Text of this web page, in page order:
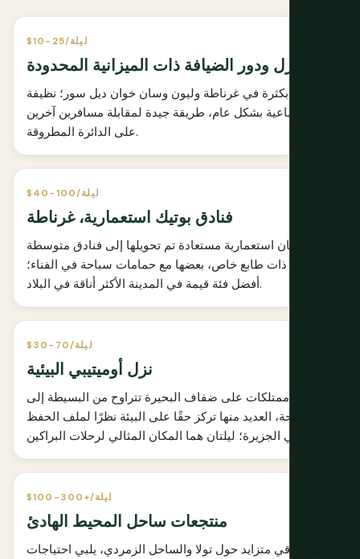
$10-25/ليلة
النزل ودور الضيافة ذات الميزانية المحدودة
متوفرة بكثرة في غرناطة وليون وسان خوان ديل سور؛ نظيفة
واجتماعية بشكل عام، طريقة جيدة لمقابلة مسافرين آخرين
على الدائرة المطروقة.
$40-100/ليلة
فنادق بوتيك استعمارية، غرناطة
مبان استعمارية مستعادة تم تحويلها إلى فنادق متوسطة
المدى ذات طابع خاص، بعضها مع حمامات سباحة في الفناء؛
أفضل فئة قيمة في المدينة الأكثر أناقة في البلاد.
$30-70/ليلة
نزل أوميتيبي البيئية
ممتلكات على ضفاف البحيرة تتراوح من البسيطة إلى
المريحة، العديد منها تركز حقًا على البيئة نظرًا لملف الحفظ
$100-300+/ليلة
منتجعات ساحل المحيط الهادئ
تطور راقي متزايد حول تولا والساحل الزمردي، يلبي احتياجات